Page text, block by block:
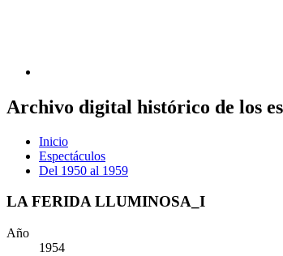
Archivo digital histórico de los
Inicio
Espectáculos
Del 1950 al 1959
LA FERIDA LLUMINOSA_I
Año
1954